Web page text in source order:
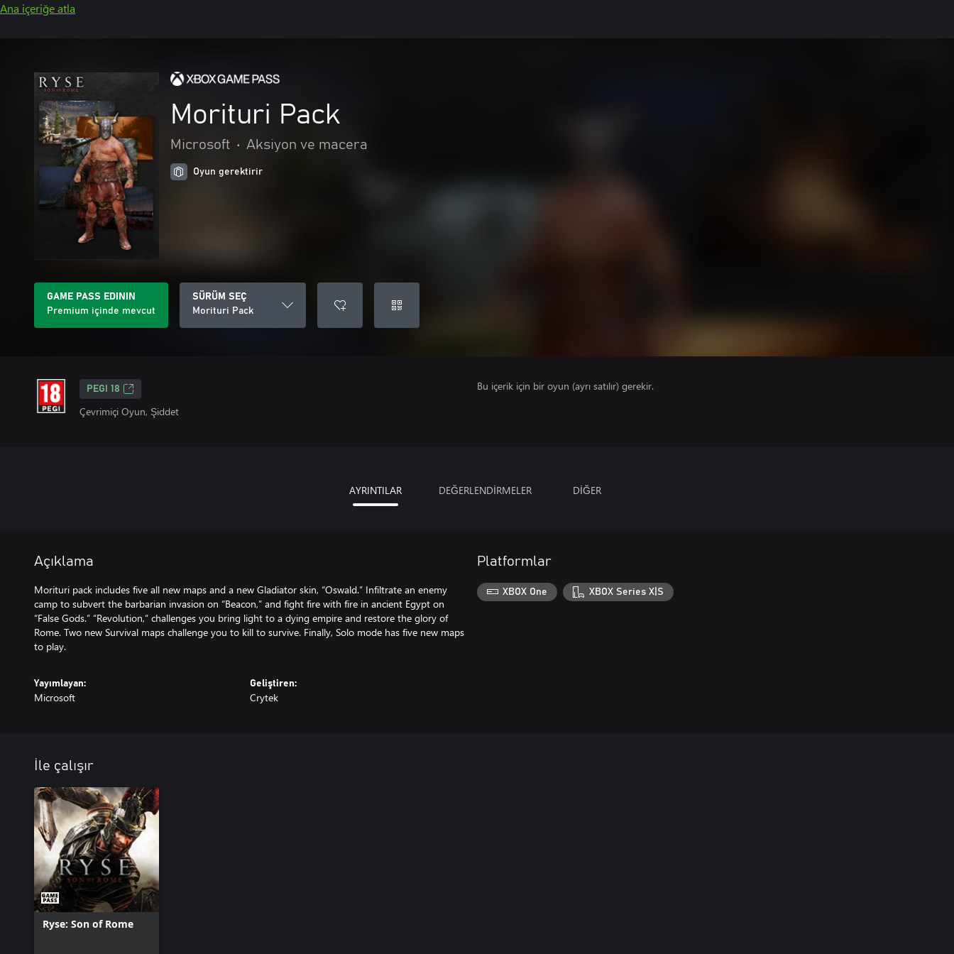
Ana içeriğe atla
Morituri Pack
Microsoft • Aksiyon ve macera
Oyun gerektirir
GAME PASS EDININ
Premium içinde mevcut
SÜRÜM SEÇ
Morituri Pack
PEGI 18
Çevrimiçi Oyun, Şiddet
Bu içerik için bir oyun (ayrı satılır) gerekir.
AYRINTILAR DEĞERLENDİRMELER DİĞER
Açıklama
Morituri pack includes five all new maps and a new Gladiator skin, “Oswald.” Infiltrate an enemy
camp to subvert the barbarian invasion on “Beacon,” and fight fire with fire in ancient Egypt on
“False Gods.” “Revolution,” challenges you bring light to a dying empire and restore the glory of
Rome. Two new Survival maps challenge you to kill to survive. Finally, Solo mode has five new maps
to play.
Yayımlayan:
Microsoft
Geliştiren:
Crytek
Platformlar
XBOX One XBOX Series X|S
İle çalışır
Ryse: Son of Rome